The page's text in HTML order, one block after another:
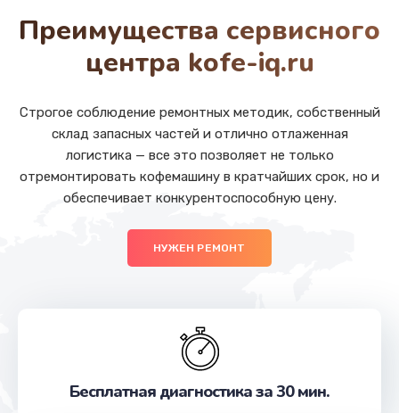
Заказать
от 550 руб.
Заказать
Замена разъема наушников
от 550 руб.
Заказать
Заказать
Ремонт кнопки громкости
Преимущества сервисного
центра kofe-iq.ru
Строгое соблюдение ремонтных методик, собственный
склад запасных частей и отлично отлаженная
логистика — все это позволяет не только
отремонтировать кофемашину в кратчайших срок, но и
обеспечивает конкурентоспособную цену.
НУЖЕН РЕМОНТ
Бесплатная диагностика за 30 мин.